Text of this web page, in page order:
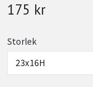
175 kr
Storlek
23x16H